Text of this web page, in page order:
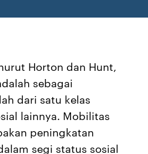
Horton dan Hunt,
sebagai
dari satu kelas
lainnya. Mobilitas
peningkatan
segi status sosial